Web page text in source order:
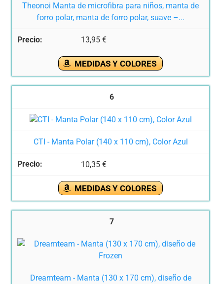
Theonoi Manta de microfibra para niños, manta de
forro polar, manta de forro polar, suave –...
13,95 €
MEDIDAS Y COLORES
6
CTI - Manta Polar (140 x 110 cm), Color Azul
10,35 €
MEDIDAS Y COLORES
7
Dreamteam - Manta (130 x 170 cm), diseño de